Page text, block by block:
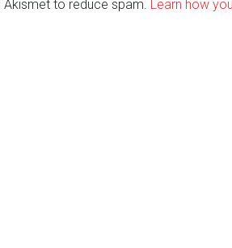
Akismet to reduce spam. Learn how